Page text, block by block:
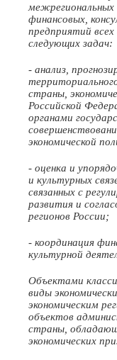
межрегиональных
финансовых,
предприятий
следующих задач:
- анализ,
страны,
Российской
органами
экономической
- оценка и
и культурных
связанных с
развития и
регионов России;
- координация
культурной
Объектами
виды
экономическим
объектов
страны,
экономических